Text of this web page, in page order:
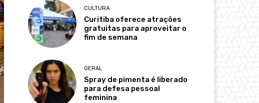
CULTURA
Curitiba oferece atrações
gratuitas para aproveitar o
fim de semana
GERAL
Spray de pimenta é liberado
para defesa pessoal
feminina